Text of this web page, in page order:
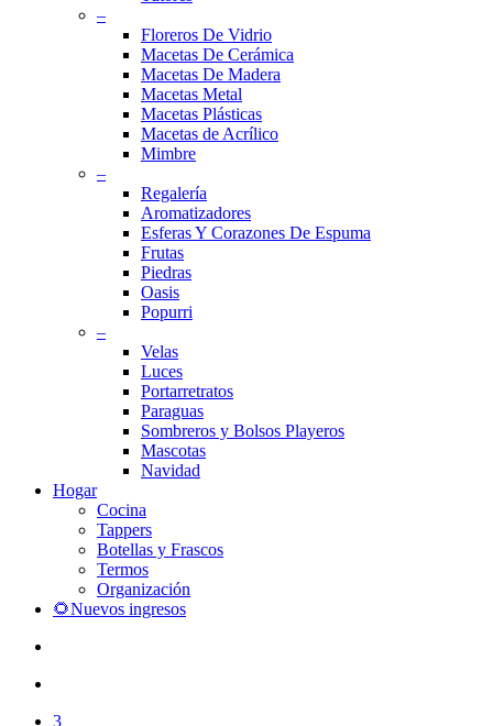
–
Floreros De Vidrio
Macetas De Cerámica
Macetas De Madera
Macetas Metal
Macetas Plásticas
Macetas de Acrílico
Mimbre
–
Regalería
Aromatizadores
Esferas Y Corazones De Espuma
Frutas
Piedras
Oasis
Popurri
–
Velas
Luces
Portarretratos
Paraguas
Sombreros y Bolsos Playeros
Mascotas
Navidad
Hogar
Cocina
Tappers
Botellas y Frascos
Termos
Organización
🌻Nuevos ingresos
3